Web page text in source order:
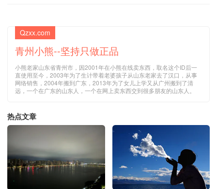
Qzxx.com
青州小熊--坚持只做正品
小熊老家山东省青州市，因2001年在小熊在线卖东西，取名这个ID后一
直使用至今，2003年为了生计带着老婆孩子从山东老家去了汉口，从事
网络销售，2004年搬到广东，2013年为了女儿上学又从广州搬到了清
远，一个在广东的山东人，一个在网上卖东西交到很多朋友的山东人。
热点文章